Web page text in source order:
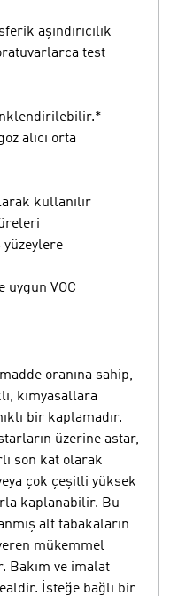
aşındırıcılık
test
alıcı orta
kullanılır
uygun VOC
oranına sahip,
kimyasallara
bir kaplamadır.
üzerine astar,
son kat olarak
çok çeşitli yüksek
kaplanabilir. Bu
alt tabakaların
mükemmel
Bakım ve imalat
İsteğe bağlı bir